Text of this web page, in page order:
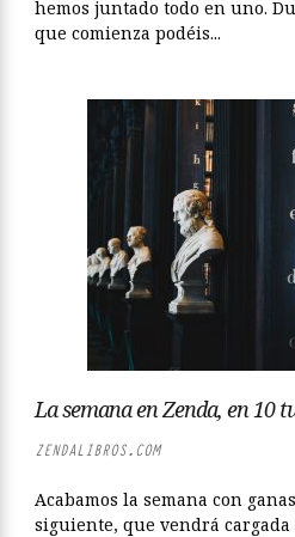
hemos juntado todo en uno.
que comienza podéis...
La semana en Zenda, en 10
ZENDALIBROS.COM
Acabamos la semana con
siguiente, que vendrá cargada